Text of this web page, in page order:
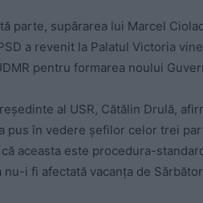
parte, supărarea lui Marcel
a revenit la Palatul Victoria
pentru formarea noului
al USR, Cătălin Drulă,
pus în vedere șefilor celor trei
aceasta este procedura-
nu-i fi afectată vacanța de